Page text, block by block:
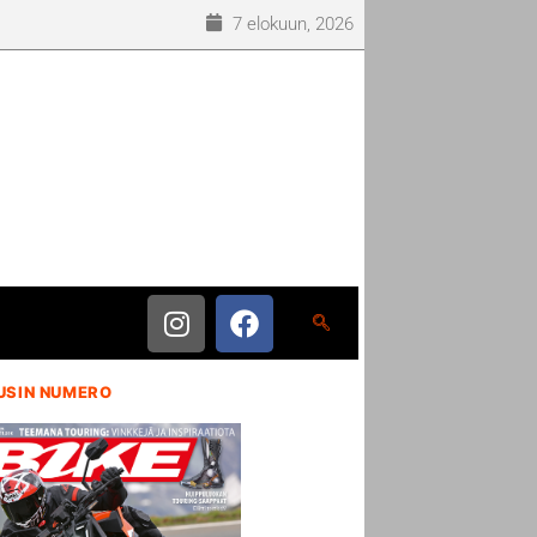
7 elokuun, 2026
NUMERO